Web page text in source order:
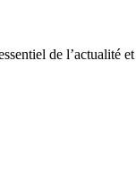
de l’actualité